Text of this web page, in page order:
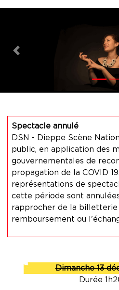
Previous
Spectacle annulé
DSN - Dieppe Scène
public, en application des
gouvernementales de
propagation de la COVID
représentations de
cette période sont
rapprocher de la billetterie
remboursement ou
Dimanche 13
Durée